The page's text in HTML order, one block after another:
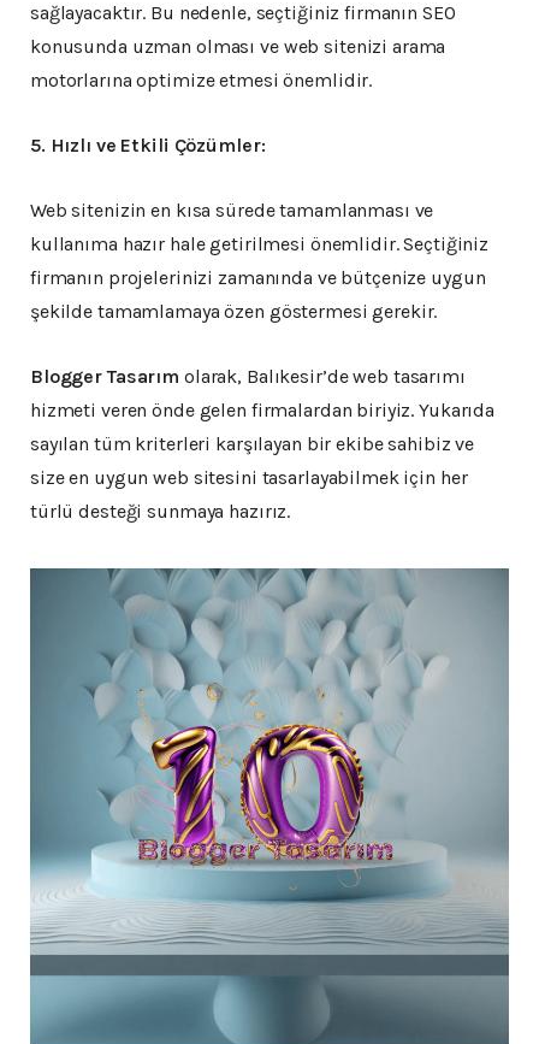
sağlayacaktır. Bu nedenle, seçtiğiniz firmanın SEO
konusunda uzman olması ve web sitenizi arama
motorlarına optimize etmesi önemlidir.
5. Hızlı ve Etkili Çözümler:
Web sitenizin en kısa sürede tamamlanması ve
kullanıma hazır hale getirilmesi önemlidir. Seçtiğiniz
firmanın projelerinizi zamanında ve bütçenize uygun
şekilde tamamlamaya özen göstermesi gerekir.
Blogger Tasarım olarak, Balıkesir’de web tasarımı
hizmeti veren önde gelen firmalardan biriyiz. Yukarıda
sayılan tüm kriterleri karşılayan bir ekibe sahibiz ve
size en uygun web sitesini tasarlayabilmek için her
türlü desteği sunmaya hazırız.